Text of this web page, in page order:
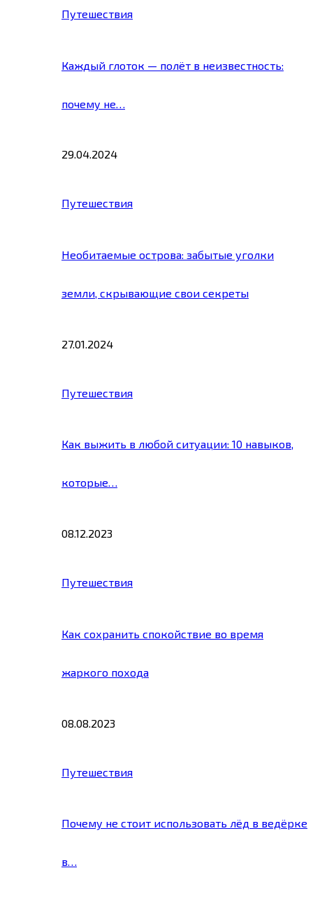
Путешествия
Каждый глоток — полёт в неизвестность:
почему не…
29.04.2024
Путешествия
Необитаемые острова: забытые уголки
земли, скрывающие свои секреты
27.01.2024
Путешествия
Как выжить в любой ситуации: 10 навыков,
которые…
08.12.2023
Путешествия
Как сохранить спокойствие во время
жаркого похода
08.08.2023
Путешествия
Почему не стоит использовать лёд в ведёрке
в…